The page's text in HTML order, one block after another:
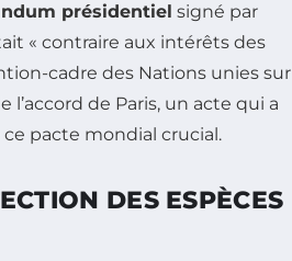
présidentiel signé par
« contraire aux intérêts des
cadre des Nations unies sur
l’accord de Paris, un acte qui a
pacte mondial crucial.
DES ESPÈCES